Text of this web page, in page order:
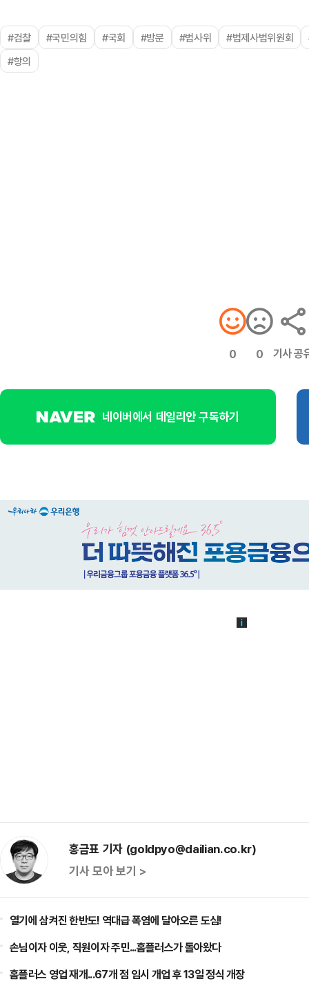
#검찰 #국민의힘 #국회 #방문 #법사위 #법제사법위원회
#항의
0 0 기사 공
네이버에서 데일리안 구독하기
홍금표 기자 (goldpyo@dailian.co.kr)
기사 모아 보기 >
열기에 삼켜진 한반도! 역대급 폭염에 달아오른 도심!
손님이자 이웃, 직원이자 주민...홈플러스가 돌아왔다
홈플러스 영업 재개...67개 점 임시 개업 후 13일 정식 개장